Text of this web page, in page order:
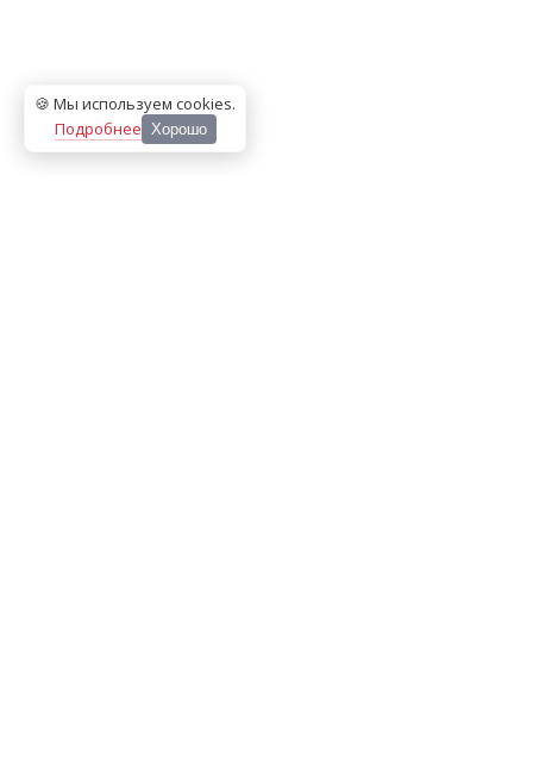
🍪 Мы используем cookies.
Подробнее Хорошо